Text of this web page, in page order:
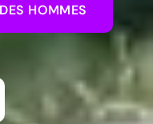
HOMMES